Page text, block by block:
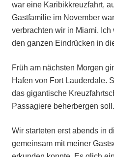
war eine Karibikkreuzfahrt,
Gastfamilie im November
verbrachten wir in Miami.
den ganzen Eindrücken in
Früh am nächsten Morgen
Hafen von Fort Lauderdale.
das gigantische
Passagiere beherbergen soll.
Wir starteten erst abends in
gemeinsam mit meiner